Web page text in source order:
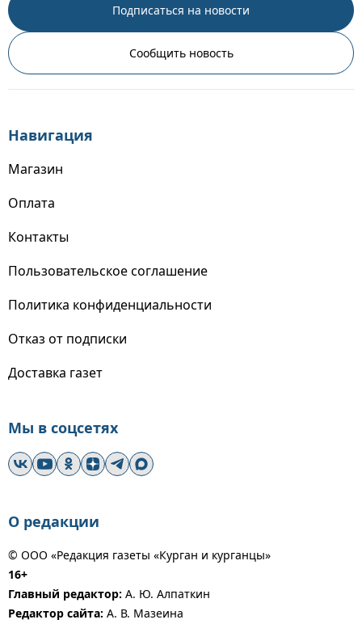
Подписаться на новости
Сообщить новость
Навигация
Магазин
Оплата
Контакты
Пользовательское соглашение
Политика конфиденциальности
Отказ от подписки
Доставка газет
Мы в соцсетях
О редакции
© ООО «Редакция газеты «Курган и курганцы»
16+
Главный редактор: А. Ю. Алпаткин
Редактор сайта: А. В. Мазеина